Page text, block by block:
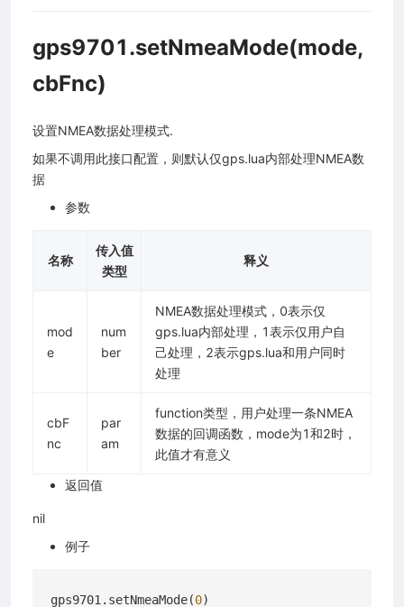
gps9701.setNmeaMode(mode,
cbFnc)
设置NMEA数据处理模式.
如果不调用此接口配置，则默认仅gps.lua内部处理NMEA数
据
参数
名称
传入值
类型
释义
mod
e
num
ber
NMEA数据处理模式，0表示仅
gps.lua内部处理，1表示仅用户自
己处理，2表示gps.lua和用户同时
处理
cbF
nc
par
am
function类型，用户处理一条NMEA
数据的回调函数，mode为1和2时，
此值才有意义
返回值
nil
例子
gps9701.setNmeaMode(0)